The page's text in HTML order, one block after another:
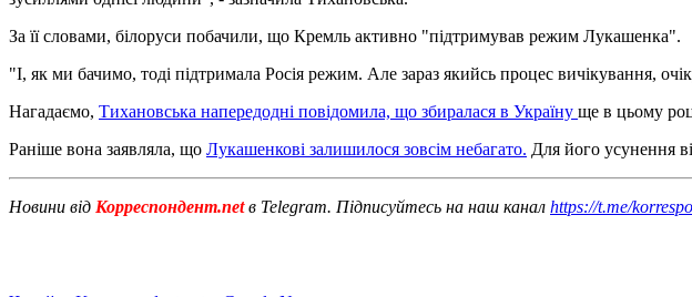
За її словами, білоруси побачили, що Кремль активно "підтримував режим Лукашенка".
"І, як ми бачимо, тоді підтримала Росія режим. Але зараз якийсь процес вичікування,
Нагадаємо, Тихановська напередодні повідомила, що збиралася в Україну ще в цьому
Раніше вона заявляла, що Лукашенкові залишилося зовсім небагато. Для його усунення
Новини від Корреспондент.netв Telegram. Підписуйтесь на наш канал https://t.me/